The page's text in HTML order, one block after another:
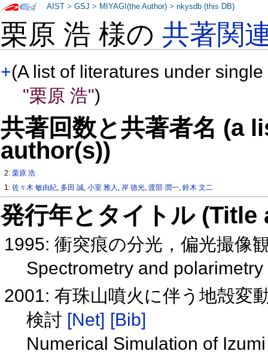
栗原 浩 様の共著関
+(A list of literatures under
"栗原 浩")
共著回数と共著者名 (a
author(s))
2:栗原 浩
1:佐々木 敏由紀, 多田 誠,小室 雅人 , 岸 徳光,渡部 潤一,鈴木 文二
発行年とタイトル
1995: 衝突痕の分光，偏光撮像
Spectrometry and
2001: 有珠山噴火に伴う地殻変
検討 [Net] [Bib]
Numerical Simulation of
AIST >GSJ > MIYAGI(the Author) >nkysdb (this DB)